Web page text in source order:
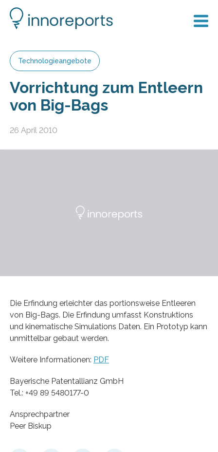
Technologieangebote
Vorrichtung zum Entleern
von Big-Bags
26 April 2010
Die Erfindung erleichter das portionsweise Entleeren
von Big-Bags. Die Erfindung umfasst Konstruktions
und kinematische Simulations Daten. Ein Prototyp kann
unmittelbar gebaut werden.
Weitere Informationen: PDF
Bayerische Patentallianz GmbH
Tel.: +49 89 5480177-0
Ansprechpartner
Peer Biskup